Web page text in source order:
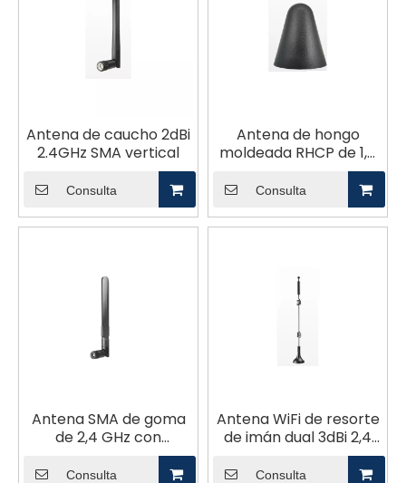
Antena de caucho 2dBi
2.4GHz SMA vertical
Consulta
Antena de hongo
moldeada RHCP de 1,5
Consulta
Antena SMA de goma
de 2,4 GHz con
ganancia de 5 dBi
Consulta
Antena WiFi de resorte
de imán dual 3dBi 2,4
Consulta